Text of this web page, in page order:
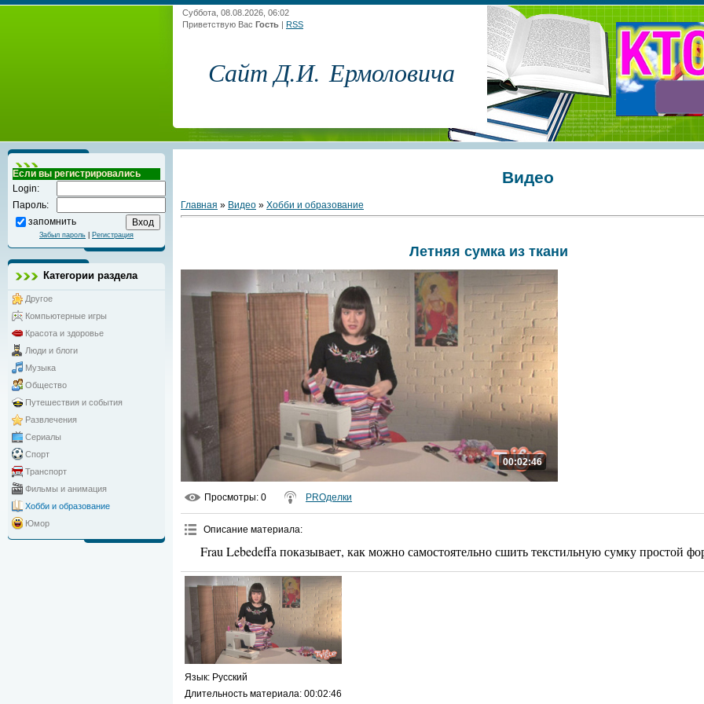
Суббота, 08.08.2026, 06:02
Приветствую Вас Гость | RSS
Сайт Д.И. Ермоловича
Если вы регистрировались
Login:
Пароль:
запомнить
Забыл пароль Регистрация
Категории раздела
Другое
Компьютерные игры
Красота и здоровье
Люди и блоги
Музыка
Общество
Путешествия и события
Развлечения
Сериалы
Спорт
Транспорт
Фильмы и анимация
Хобби и образование
Юмор
Видео
Главная » Видео » Хобби и образование
Летняя сумка из ткани
00:02:46
Просмотры: 0 PROделки
Описание материала:
Frau Lebedeffa показывает, как можно самостоятельно сшить текстильную сумку простой
Язык: Русский
Длительность материала: 00:02:46